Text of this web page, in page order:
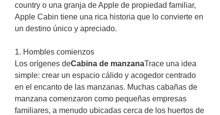
country o una granja de Apple de propiedad familiar,
Apple Cabin tiene una rica historia que lo convierte en
un destino único y apreciado.
1. Hombles comienzos
Los orígenes deCabina de manzanaTrace una idea
simple: crear un espacio cálido y acogedor centrado
en el encanto de las manzanas. Muchas cabañas de
manzana comenzaron como pequeñas empresas
familiares, a menudo ubicadas cerca de los huertos de